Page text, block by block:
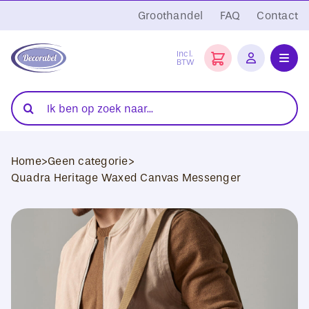
naar
inhoud
Groothandel FAQ Contact
Incl.
BTW
Folies
Transferpersen
Blanco Textiel
Hobby Artikelen
DTF Transfers
Zoeken
naar:
Home>Geen categorie>
Quadra Heritage Waxed Canvas Messenger